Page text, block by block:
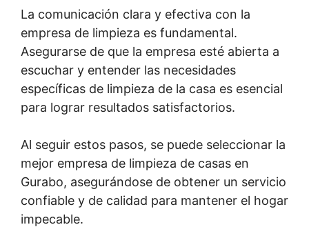
La comunicación clara y efectiva con la
empresa de limpieza es fundamental.
Asegurarse de que la empresa esté abierta a
escuchar y entender las necesidades
específicas de limpieza de la casa es esencial
para lograr resultados satisfactorios.
Al seguir estos pasos, se puede seleccionar la
mejor empresa de limpieza de casas en
Gurabo, asegurándose de obtener un servicio
confiable y de calidad para mantener el hogar
impecable.